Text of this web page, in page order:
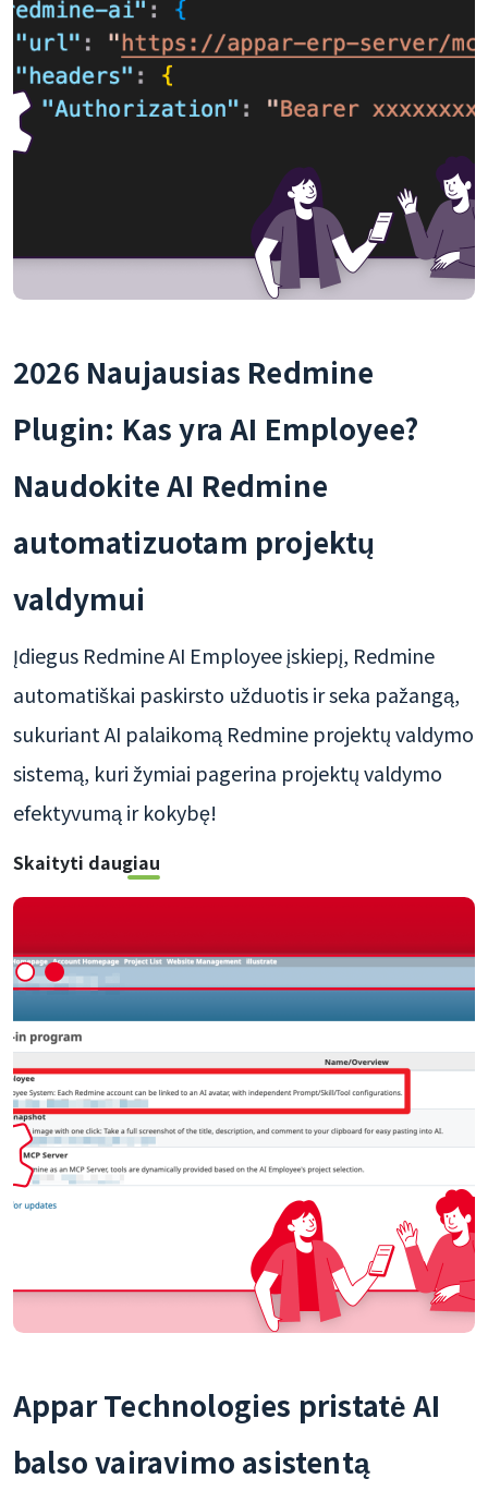
2026 Naujausias Redmine
Plugin: Kas yra AI Employee?
Naudokite AI Redmine
automatizuotam projektų
valdymui
Įdiegus Redmine AI Employee įskiepį, Redmine
automatiškai paskirsto užduotis ir seka pažangą,
sukuriant AI palaikomą Redmine projektų valdymo
sistemą, kuri žymiai pagerina projektų valdymo
efektyvumą ir kokybę!
Skaityti daugiau
Appar Technologies pristatė AI
balso vairavimo asistentą